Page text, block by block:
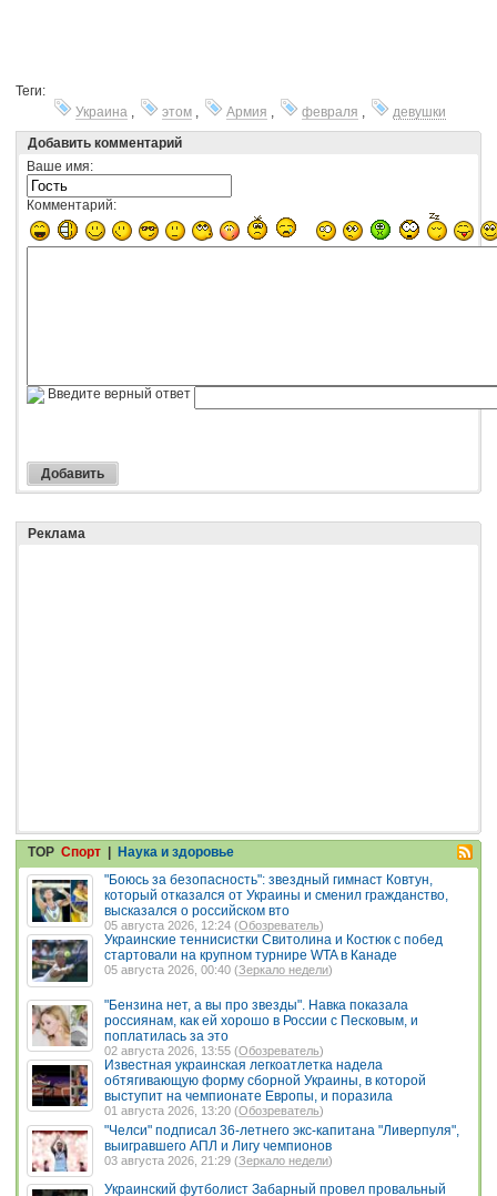
Теги:
Украина , этом , Армия , февраля ,
девушки
Добавить комментарий
Ваше имя:
Комментарий:
Введите верный ответ
Реклама
TOP Спорт
Наука и здоровье
"Боюсь за безопасность": звездный гимнаст Ковтун,
который отказался от Украины и сменил гражданство,
высказался о российском вто
05 августа 2026, 12:24 (Обозреватель)
Украинские теннисистки Свитолина и Костюк с побед
стартовали на крупном турнире WTA в Канаде
05 августа 2026, 00:40 (Зеркало недели)
"Бензина нет, а вы про звезды". Навка показала
россиянам, как ей хорошо в России с Песковым, и
поплатилась за это
02 августа 2026, 13:55 (Обозреватель)
Известная украинская легкоатлетка надела
обтягивающую форму сборной Украины, в которой
выступит на чемпионате Европы, и поразила
01 августа 2026, 13:20 (Обозреватель)
"Челси" подписал 36-летнего экс-капитана "Ливерпуля",
выигравшего АПЛ и Лигу чемпионов
03 августа 2026, 21:29 (Зеркало недели)
Украинский футболист Забарный провел провальный